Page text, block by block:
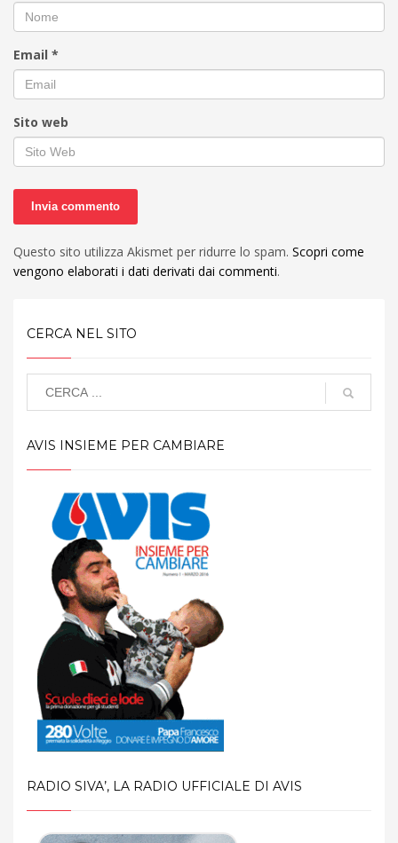
Email *
Sito web
Questo sito utilizza Akismet per ridurre lo spam. Scopri come
vengono elaborati i dati derivati dai commenti.
CERCA NEL SITO
AVIS INSIEME PER CAMBIARE
RADIO SIVA’, LA RADIO UFFICIALE DI AVIS